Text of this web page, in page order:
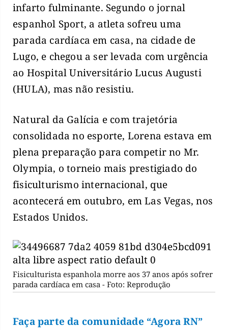
infarto fulminante. Segundo o jornal
espanhol Sport, a atleta sofreu uma
parada cardíaca em casa, na cidade de
Lugo, e chegou a ser levada com urgência
ao Hospital Universitário Lucus Augusti
(HULA), mas não resistiu.
Natural da Galícia e com trajetória
consolidada no esporte, Lorena estava em
plena preparação para competir no Mr.
Olympia, o torneio mais prestigiado do
fisiculturismo internacional, que
acontecerá em outubro, em Las Vegas, nos
Estados Unidos.
Fisiculturista espanhola morre aos 37 anos após sofrer
parada cardíaca em casa - Foto: Reprodução
Faça parte da comunidade “Agora RN”